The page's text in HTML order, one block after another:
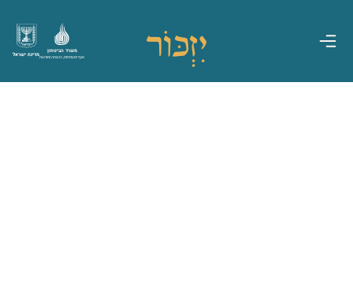
מדינת ישראל
משרד הביטחון
אגף משפחות, הנצחה ומורשת